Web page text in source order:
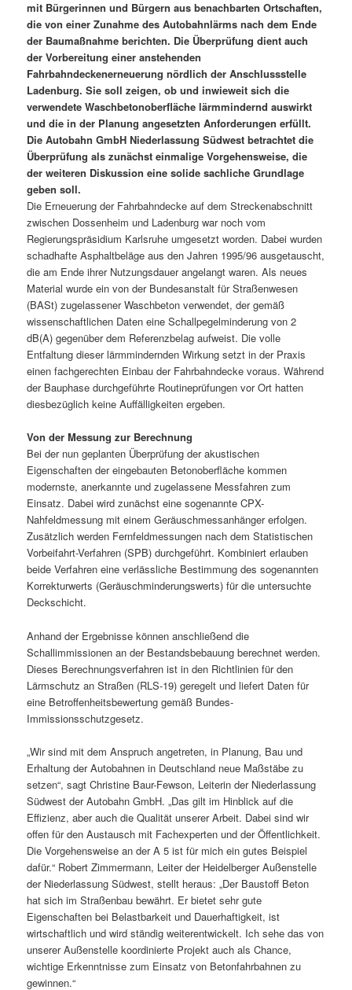
mit Bürgerinnen und Bürgern aus benachbarten Ortschaften,
die von einer Zunahme des Autobahnlärms nach dem Ende
der Baumaßnahme berichten. Die Überprüfung dient auch
der Vorbereitung einer anstehenden
Fahrbahndeckenerneuerung nördlich der Anschlussstelle
Ladenburg. Sie soll zeigen, ob und inwieweit sich die
verwendete Waschbetonoberfläche lärmmindernd auswirkt
und die in der Planung angesetzten Anforderungen erfüllt.
Die Autobahn GmbH Niederlassung Südwest betrachtet die
Überprüfung als zunächst einmalige Vorgehensweise, die
der weiteren Diskussion eine solide sachliche Grundlage
geben soll.
Die Erneuerung der Fahrbahndecke auf dem Streckenabschnitt
zwischen Dossenheim und Ladenburg war noch vom
Regierungspräsidium Karlsruhe umgesetzt worden. Dabei wurden
schadhafte Asphaltbeläge aus den Jahren 1995/96 ausgetauscht,
die am Ende ihrer Nutzungsdauer angelangt waren. Als neues
Material wurde ein von der Bundesanstalt für Straßenwesen
(BASt) zugelassener Waschbeton verwendet, der gemäß
wissenschaftlichen Daten eine Schallpegelminderung von 2
dB(A) gegenüber dem Referenzbelag aufweist. Die volle
Entfaltung dieser lärmmindernden Wirkung setzt in der Praxis
einen fachgerechten Einbau der Fahrbahndecke voraus. Während
der Bauphase durchgeführte Routineprüfungen vor Ort hatten
diesbezüglich keine Auffälligkeiten ergeben.
Von der Messung zur Berechnung
Bei der nun geplanten Überprüfung der akustischen
Eigenschaften der eingebauten Betonoberfläche kommen
modernste, anerkannte und zugelassene Messfahren zum
Einsatz. Dabei wird zunächst eine sogenannte CPX-
Nahfeldmessung mit einem Geräuschmessanhänger erfolgen.
Zusätzlich werden Fernfeldmessungen nach dem Statistischen
Vorbeifahrt-Verfahren (SPB) durchgeführt. Kombiniert erlauben
beide Verfahren eine verlässliche Bestimmung des sogenannten
Korrekturwerts (Geräuschminderungswerts) für die untersuchte
Deckschicht.
Anhand der Ergebnisse können anschließend die
Schallimmissionen an der Bestandsbebauung berechnet werden.
Dieses Berechnungsverfahren ist in den Richtlinien für den
Lärmschutz an Straßen (RLS-19) geregelt und liefert Daten für
eine Betroffenheitsbewertung gemäß Bundes-
Immissionsschutzgesetz.
„Wir sind mit dem Anspruch angetreten, in Planung, Bau und
Erhaltung der Autobahnen in Deutschland neue Maßstäbe zu
setzen“, sagt Christine Baur-Fewson, Leiterin der Niederlassung
Südwest der Autobahn GmbH. „Das gilt im Hinblick auf die
Effizienz, aber auch die Qualität unserer Arbeit. Dabei sind wir
offen für den Austausch mit Fachexperten und der Öffentlichkeit.
Die Vorgehensweise an der A 5 ist für mich ein gutes Beispiel
dafür.“ Robert Zimmermann, Leiter der Heidelberger Außenstelle
der Niederlassung Südwest, stellt heraus: „Der Baustoff Beton
hat sich im Straßenbau bewährt. Er bietet sehr gute
Eigenschaften bei Belastbarkeit und Dauerhaftigkeit, ist
wirtschaftlich und wird ständig weiterentwickelt. Ich sehe das von
unserer Außenstelle koordinierte Projekt auch als Chance,
wichtige Erkenntnisse zum Einsatz von Betonfahrbahnen zu
gewinnen.“